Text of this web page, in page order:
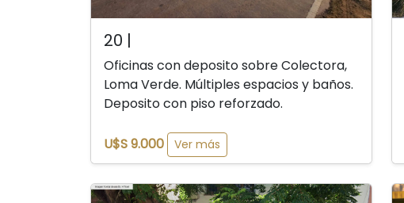
20 |
Oficinas con deposito sobre Colectora,
Loma Verde. Múltiples espacios y baños.
Deposito con piso reforzado.
U$S 9.000 Ver más